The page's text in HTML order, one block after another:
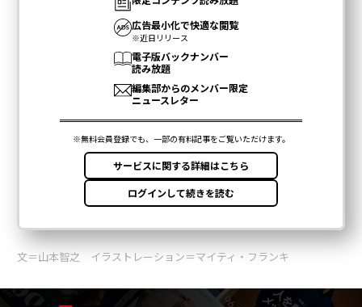
文＝山本智之 イラストレーション＝マイティ・フランキ